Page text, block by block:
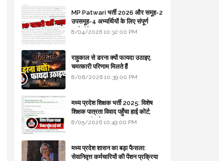
MP Patwari भर्ती 2026 और समूह-2
उपसमूह-4 अभ्यर्थियों के लिए संपूर्ण
मार्गदर्शिका
8/04/2026 10:32:00 PM
राहुकाल से डरना क्यों फायदा उठाइए,
चमत्कारी परिणाम मिलते हैं
8/06/2026 10:39:00 PM
मध्य प्रदेश शिक्षक भर्ती 2025: विशेष
शिक्षक पात्रता विवाद पहुँचा हाई कोर्ट;
सरकार से माँगा जवाब
8/05/2026 10:49:00 PM
मध्य प्रदेश शासन का बड़ा फैसला:
सेवानिवृत्त कर्मचारियों की पेंशन प्रक्रिया